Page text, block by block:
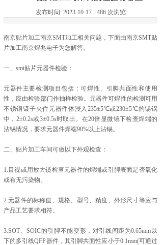
发布时间: 2023-10-17 486 次浏览
南京贴片加工南京SMT加工相关问题，下面由南京SMT贴
片加工南京焊兆电子为您解答。
一、smt贴片元器件检验：
元器件主要检测项目包括：可焊性、引脚共面性和使用
性，应由检验部门作抽样检验。元器件可焊性的检测可用
不锈钢镊子夹住元器件体浸入235±5℃或230±5℃的锡锅
中，2±0.2s或3±0.5s时取出。在20倍显微镜下检查焊端的
沾锡情况，要求元器件焊端90%以上沾锡。
二、贴片加工车间可做以下外观检查：
1.目视或用放大镜检查元器件的焊端或引脚表面是否氧化
或有无污染物。
2.元器件的标称值、规格、型号、精度、外形尺寸等应与
产品工艺要求相符。
3.SOT、SOIC的引脚不能变形，对引线间距为0.65mm以
下的多引线QFP器件，其引脚共面性应小于0.1mm(可通过